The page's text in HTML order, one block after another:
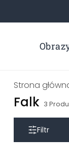
Strona
Falk 3
Filtr